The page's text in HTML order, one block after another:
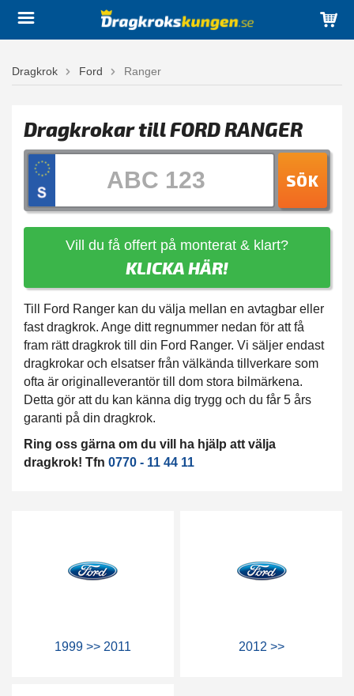
Dragkrok Ford Ranger
Dragkrokar till FORD RANGER
SÖK
Vill du få offert på monterat & klart?
KLICKA HÄR!
Till Ford Ranger kan du välja mellan en avtagbar eller
fast dragkrok. Ange ditt regnummer nedan för att få
fram rätt dragkrok till din Ford Ranger. Vi säljer endast
dragkrokar och elsatser från välkända tillverkare som
ofta är originalleverantör till dom stora bilmärkena.
Detta gör att du kan känna dig trygg och du får 5 års
garanti på din dragkrok.
Ring oss gärna om du vill ha hjälp att välja
dragkrok! Tfn 0770 - 11 44 11
1999 >> 2011 2012 >>